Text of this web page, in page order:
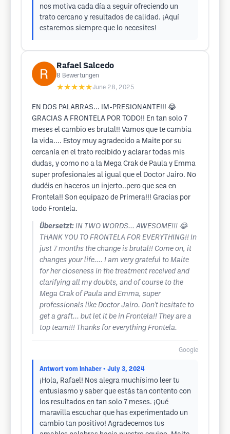
nos motiva cada día a seguir ofreciendo un
trato cercano y resultados de calidad. ¡Aquí
estaremos siempre que lo necesites!
Rafael Salcedo
8 Bewertungen
★★★★★June 28, 2025
EN DOS PALABRAS... IM-PRESIONANTE!!! 😂
GRACIAS A FRONTELA POR TODO!! En tan solo 7
meses el cambio es brutal!! Vamos que te cambia
la vida.... Estoy muy agradecido a Maite por su
cercanía en el trato recibido y aclarar todas mis
dudas, y como no a la Mega Crak de Paula y Emma
super profesionales al igual que el Doctor Jairo. No
dudéis en haceros un injerto..pero que sea en
Frontela!! Son equipazo de Primera!!! Gracias por
todo Frontela.
Übersetzt: IN TWO WORDS... AWESOME!!! 😂
THANK YOU TO FRONTELA FOR EVERYTHING!! In
just 7 months the change is brutal!! Come on, it
changes your life.... I am very grateful to Maite
for her closeness in the treatment received and
clarifying all my doubts, and of course to the
Mega Crak of Paula and Emma, ​​super
professionals like Doctor Jairo. Don't hesitate to
get a graft... but let it be in Frontela!! They are a
top team!!! Thanks for everything Frontela.
Google
Antwort vom Inhaber • July 3, 2024
¡Hola, Rafael! Nos alegra muchísimo leer tu
entusiasmo y saber que estás tan contento con
los resultados en tan solo 7 meses. ¡Qué
maravilla escuchar que has experimentado un
cambio tan positivo! Agradecemos tus